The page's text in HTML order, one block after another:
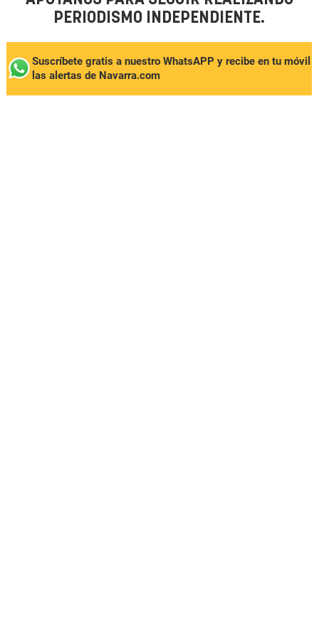
PERIODISMO INDEPENDIENTE.
Suscríbete gratis a nuestro WhatsAPP y recibe en tu móvil
las alertas de Navarra.com